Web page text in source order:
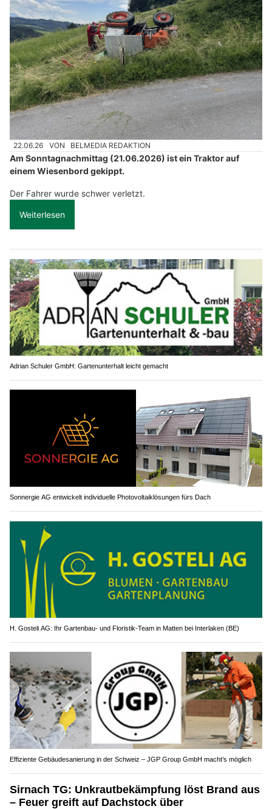
22.06.26 VON BELMEDIA REDAKTION
Am Sonntagnachmittag (21.06.2026) ist ein Traktor auf
einem Wiesenbord gekippt.
Der Fahrer wurde schwer verletzt.
Weiterlesen
Adrian Schuler GmbH: Gartenunterhalt leicht gemacht
Sonnergie AG entwickelt individuelle Photovoltaiklösungen fürs Dach
H. Gosteli AG: Ihr Gartenbau- und Floristik-Team in Matten bei Interlaken (BE)
Effiziente Gebäudesanierung in der Schweiz – JGP Group GmbH macht’s möglich
Sirnach TG: Unkrautbekämpfung löst Brand aus
– Feuer greift auf Dachstock über